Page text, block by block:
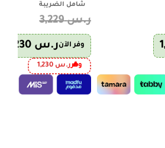
شامل الضريبة
ر.س3,229
وفر الآنر.س
وفرر.س 1,230